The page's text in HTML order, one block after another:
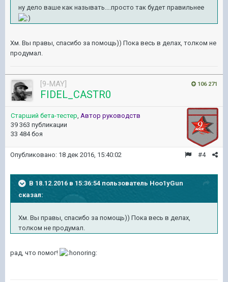
ну дело ваше как называть....просто так будет правильнее
Хм. Вы правы, спасибо за помощь)) Пока весь в делах, толком не
продумал.
106 271
[9-MAY]
FIDEL_CASTR0
Старший бета-тестер Автор руководств
39 363 публикации
33 484 боя
#4
Опубликовано: 18 дек 2016, 15:40:02
В 18.12.2016 в 15:36:54 пользователь Hoo1yGun
сказал:
Хм. Вы правы, спасибо за помощь)) Пока весь в делах,
толком не продумал.
рад, что помог!